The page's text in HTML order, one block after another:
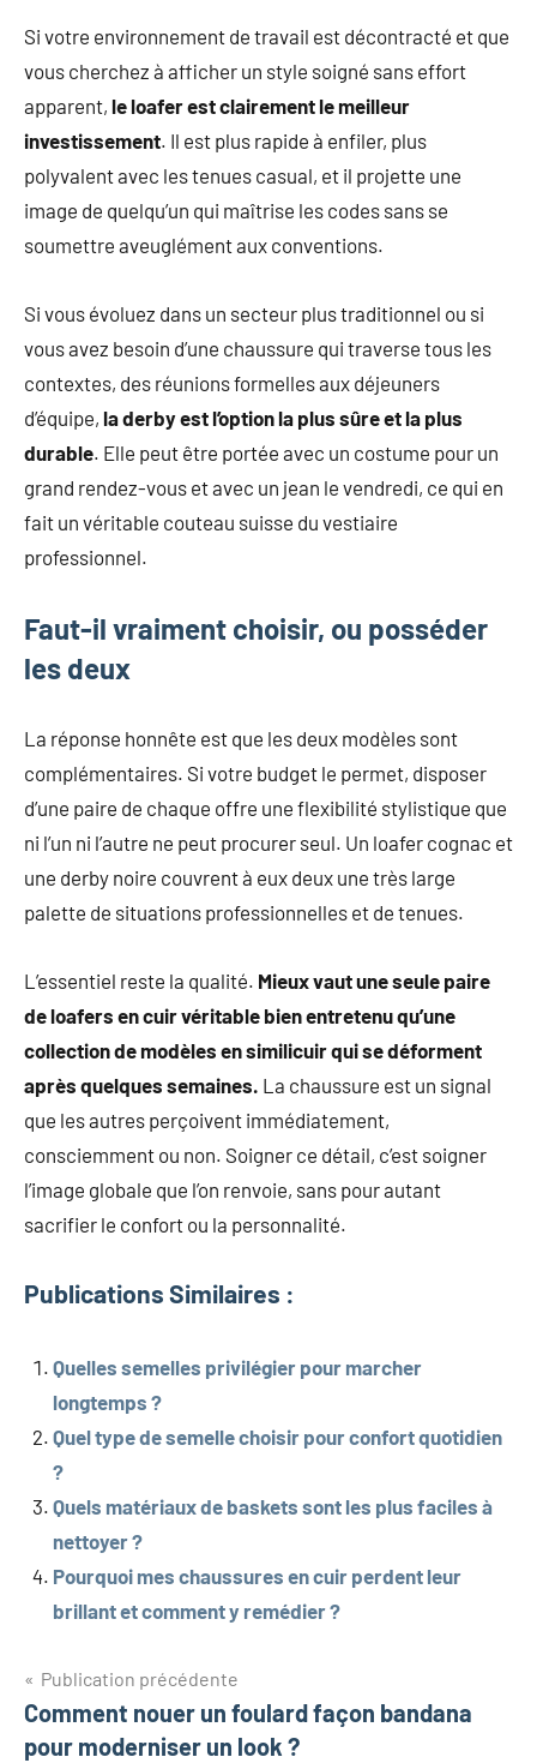
Si votre environnement de travail est décontracté et que
vous cherchez à afficher un style soigné sans effort
apparent, le loafer est clairement le meilleur
investissement. Il est plus rapide à enfiler, plus
polyvalent avec les tenues casual, et il projette une
image de quelqu’un qui maîtrise les codes sans se
soumettre aveuglément aux conventions.
Si vous évoluez dans un secteur plus traditionnel ou si
vous avez besoin d’une chaussure qui traverse tous les
contextes, des réunions formelles aux déjeuners
d’équipe, la derby est l’option la plus sûre et la plus
durable. Elle peut être portée avec un costume pour un
grand rendez-vous et avec un jean le vendredi, ce qui en
fait un véritable couteau suisse du vestiaire
professionnel.
Faut-il vraiment choisir, ou posséder
les deux
La réponse honnête est que les deux modèles sont
complémentaires. Si votre budget le permet, disposer
d’une paire de chaque offre une flexibilité stylistique que
ni l’un ni l’autre ne peut procurer seul. Un loafer cognac et
une derby noire couvrent à eux deux une très large
palette de situations professionnelles et de tenues.
L’essentiel reste la qualité. Mieux vaut une seule paire
de loafers en cuir véritable bien entretenu qu’une
collection de modèles en similicuir qui se déforment
après quelques semaines. La chaussure est un signal
que les autres perçoivent immédiatement,
consciemment ou non. Soigner ce détail, c’est soigner
l’image globale que l’on renvoie, sans pour autant
sacrifier le confort ou la personnalité.
Publications Similaires :
Quelles semelles privilégier pour marcher
longtemps ?
Quel type de semelle choisir pour confort quotidien
?
Quels matériaux de baskets sont les plus faciles à
nettoyer ?
Pourquoi mes chaussures en cuir perdent leur
brillant et comment y remédier ?
Navigation
de
Publication précédente
Comment nouer un foulard façon bandana
pour moderniser un look ?